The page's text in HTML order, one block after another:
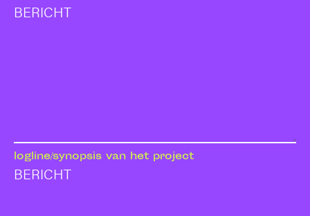
logline/synopsis van het project